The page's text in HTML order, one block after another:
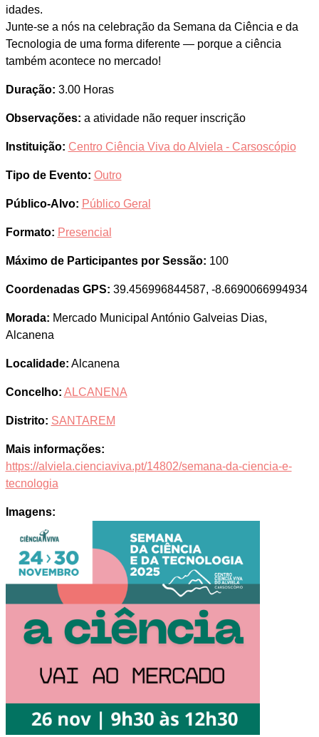
idades.
Junte-se a nós na celebração da Semana da Ciência e da
Tecnologia de uma forma diferente — porque a ciência
também acontece no mercado!
Duração: 3.00 Horas
Observações: a atividade não requer inscrição
Instituição: Centro Ciência Viva do Alviela - Carsoscópio
Tipo de Evento: Outro
Público-Alvo: Público Geral
Formato: Presencial
Máximo de Participantes por Sessão: 100
Coordenadas GPS: 39.456996844587, -8.6690066994934
Morada: Mercado Municipal António Galveias Dias,
Alcanena
Localidade: Alcanena
Concelho: ALCANENA
Distrito: SANTAREM
Mais informações:
https://alviela.cienciaviva.pt/14802/semana-da-ciencia-e-
tecnologia
Imagens: